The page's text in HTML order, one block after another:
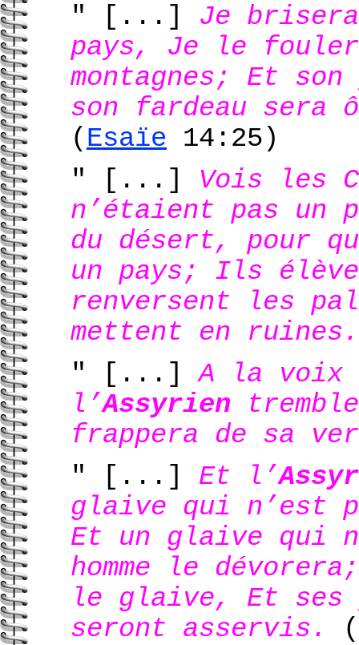
" [...] Je
pays, Je le
montagnes; Et
son fardeau sera
( Esaïe 14:25)
" [...] Vois les
n’étaient pas un
du désert, pour
un pays; Ils
renversent les
mettent en ruines.
" [...]A la voix
l’Assyrien
frappera de sa
" [...] Et l’
glaive qui n’est
Et un glaive qui
homme le
le glaive, Et ses
seront asservis.
(